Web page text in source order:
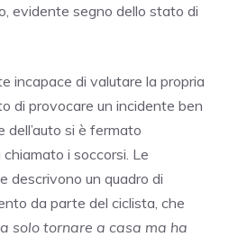
evidente segno dello stato di
incapace di valutare la propria
di provocare un incidente ben
dell’auto si è fermato
i soccorsi. Le
descrivono un quadro di
da parte del ciclista, che
solo tornare a casa ma ha